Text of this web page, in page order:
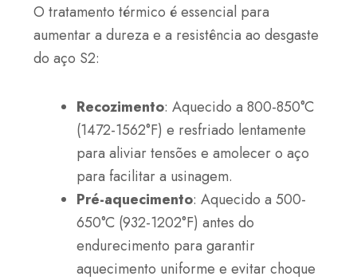
O tratamento térmico é essencial para
aumentar a dureza e a resistência ao desgaste
do aço S2:
Recozimento: Aquecido a 800-850°C
(1472-1562°F) e resfriado lentamente
para aliviar tensões e amolecer o aço
para facilitar a usinagem.
Pré-aquecimento: Aquecido a 500-
650°C (932-1202°F) antes do
endurecimento para garantir
aquecimento uniforme e evitar choque